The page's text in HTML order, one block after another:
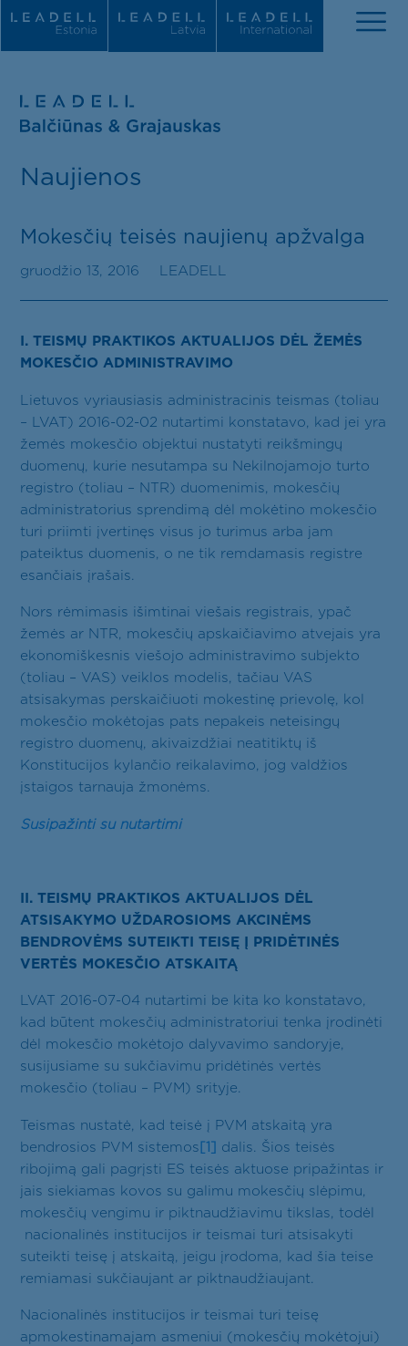
Komanda
Praktikos sritys
Kontaktai
LT
Naujienos
Mokesčių teisės naujienų apžvalga
gruodžio 13, 2016 LEADELL
I. TEISMŲ PRAKTIKOS AKTUALIJOS DĖL ŽEMĖS
MOKESČIO ADMINISTRAVIMO
Lietuvos vyriausiasis administracinis teismas (toliau
– LVAT) 2016-02-02 nutartimi konstatavo, kad jei yra
žemės mokesčio objektui nustatyti reikšmingų
duomenų, kurie nesutampa su Nekilnojamojo turto
registro (toliau – NTR) duomenimis, mokesčių
administratorius sprendimą dėl mokėtino mokesčio
turi priimti įvertinęs visus jo turimus arba jam
pateiktus duomenis, o ne tik remdamasis registre
esančiais įrašais.
Nors rėmimasis išimtinai viešais registrais, ypač
žemės ar NTR, mokesčių apskaičiavimo atvejais yra
ekonomiškesnis viešojo administravimo subjekto
(toliau – VAS) veiklos modelis, tačiau VAS
atsisakymas perskaičiuoti mokestinę prievolę, kol
mokesčio mokėtojas pats nepakeis neteisingų
registro duomenų, akivaizdžiai neatitiktų iš
Konstitucijos kylančio reikalavimo, jog valdžios
įstaigos tarnauja žmonėms.
Susipažinti su nutartimi
II. TEISMŲ PRAKTIKOS AKTUALIJOS DĖL
ATSISAKYMO UŽDAROSIOMS AKCINĖMS
BENDROVĖMS SUTEIKTI TEISĘ Į PRIDĖTINĖS
VERTĖS MOKESČIO ATSKAITĄ
LVAT 2016-07-04 nutartimi be kita ko konstatavo,
kad būtent mokesčių administratoriui tenka įrodinėti
dėl mokesčio mokėtojo dalyvavimo sandoryje,
susijusiame su sukčiavimu pridėtinės vertės
mokesčio (toliau – PVM) srityje.
Teismas nustatė, kad teisė į PVM atskaitą yra
bendrosios PVM sistemos [1]
dalis. Šios teisės
ribojimą gali pagrįsti ES teisės aktuose pripažintas ir
jais siekiamas kovos su galimu mokesčių slėpimu,
mokesčių vengimu ir piktnaudžiavimu tikslas, todėl
nacionalinės institucijos ir teismai turi atsisakyti
suteikti teisę į atskaitą, jeigu įrodoma, kad šia teise
remiamasi sukčiaujant ar piktnaudžiaujant.
Nacionalinės institucijos ir teismai turi teisę
apmokestinamajam asmeniui (mokesčių mokėtojui)